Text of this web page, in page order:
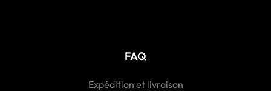
FAQ
Expédition et livraison